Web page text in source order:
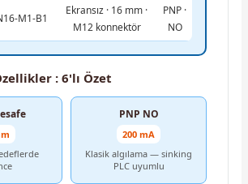
M1-B1
Ekransız · 16 mm ·
M12 konnektör
PNP ·
NO
: 6'lı Özet
PNP NO
200 mA
Klasik algılama — sinking
PLC uyumlu